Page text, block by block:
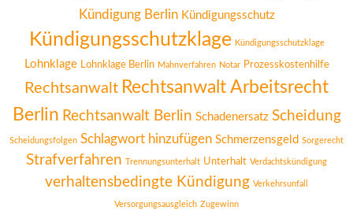
Kündigung Berlin Kündigungsschutz
Kündigungsschutzklage Kündigungsschutzklage
Lohnklage Lohnklage Berlin Mahnverfahren Notar Prozesskostenhilfe
Rechtsanwalt Rechtsanwalt Arbeitsrecht
Berlin Rechtsanwalt Berlin Schadenersatz Scheidung
Scheidungsfolgen Schlagwort hinzufügen Schmerzensgeld Sorgerecht
Strafverfahren Trennungsunterhalt Unterhalt Verdachtskündigung
verhaltensbedingte Kündigung Verkehrsunfall
Versorgungsausgleich Zugewinn